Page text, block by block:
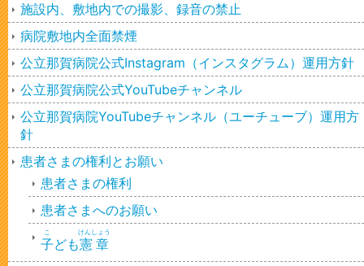
施設内、敷地内での撮影、録音の禁止
病院敷地内全面禁煙
公立那賀病院公式Instagram（インスタグラム）運用方針
公立那賀病院公式YouTubeチャンネル
公立那賀病院YouTubeチャンネル（ユーチューブ）運用方
針
患者さまの権利とお願い
患者さまの権利
患者さまへのお願い
子
こ
ども憲章
けんしょう